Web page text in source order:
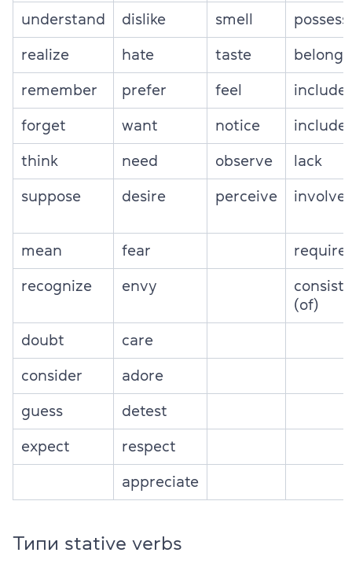
understand dislike smell possess
realize hate taste belong
remember prefer feel include
forget want notice include
think need observe lack
suppose desire perceive involve
mean fear require
recognize envy
consist
(of)
doubt care
consider adore
guess detest
expect respect
appreciate
Типи stative verbs